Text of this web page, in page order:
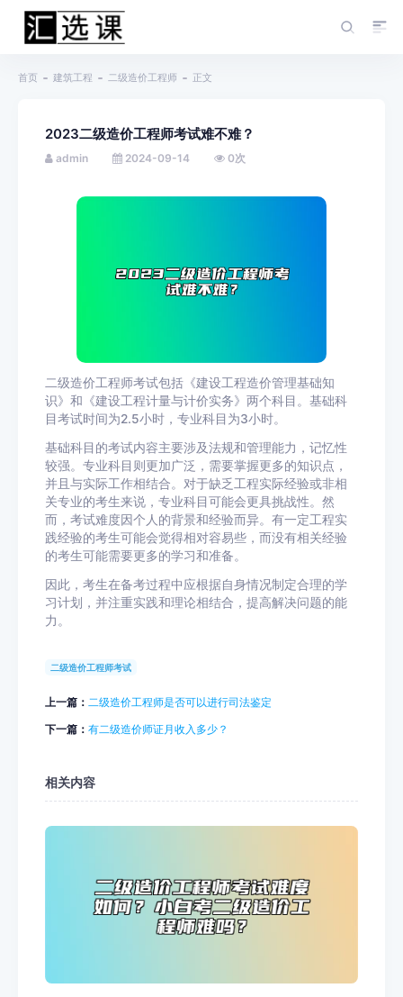
首页 建筑工程 二级造价工程师 正文
2023二级造价工程师考试难不难？
admin 2024-09-14 0次
二级造价工程师考试包括《建设工程造价管理基础知
识》和《建设工程计量与计价实务》两个科目。基础科
目考试时间为2.5小时，专业科目为3小时。
基础科目的考试内容主要涉及法规和管理能力，记忆性
较强。专业科目则更加广泛，需要掌握更多的知识点，
并且与实际工作相结合。对于缺乏工程实际经验或非相
关专业的考生来说，专业科目可能会更具挑战性。然
而，考试难度因个人的背景和经验而异。有一定工程实
践经验的考生可能会觉得相对容易些，而没有相关经验
的考生可能需要更多的学习和准备。
因此，考生在备考过程中应根据自身情况制定合理的学
习计划，并注重实践和理论相结合，提高解决问题的能
力。
二级造价工程师考试
上一篇： 二级造价工程师是否可以进行司法鉴定
下一篇： 有二级造价师证月收入多少？
相关内容